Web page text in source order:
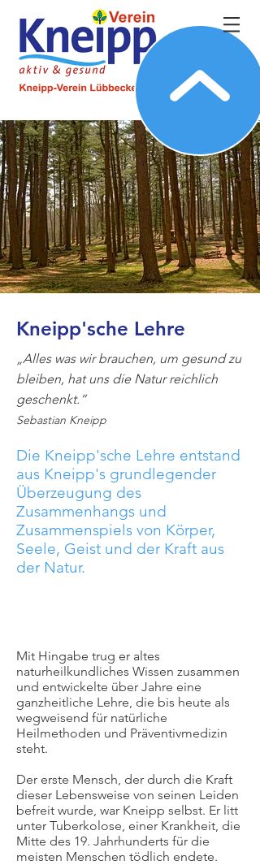
Kneipp'sche Lehre
„Alles was wir brauchen, um gesund zu
bleiben, hat uns die Natur reichlich
geschenkt.“
Sebastian Kneipp
Die Kneipp'sche Lehre entstand
aus Kneipp's grundlegender
Überzeugung des
Zusammenhangs und
Zusammenspiels von Körper,
Seele, Geist und der Kraft aus
der Natur.
Mit Hingabe trug er altes
naturheilkundliches Wissen zusammen
und entwickelte über Jahre eine
ganzheitliche Lehre, die bis heute als
wegweisend für natürliche
Heilmethoden und Präventivmedizin
steht.
Der erste Mensch, der durch die Kraft
dieser Lebensweise von seinen Leiden
befreit wurde, war Kneipp selbst. Er litt
unter Tuberkolose, einer Krankheit, die
Mitte des 19. Jahrhunderts für die
meisten Menschen tödlich endete.